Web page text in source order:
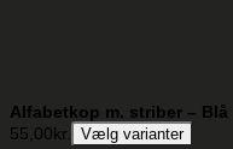
Alfabetkop m. striber – Blå
55,00kr. Vælg varianter